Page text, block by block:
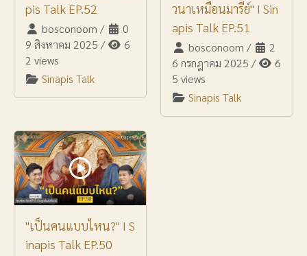
pis Talk EP.52
bosconoom /
0
9 สิงหาคม 2025 /
6
2 views
Sinapis Talk
วนาเหมือนมารีย์" I Sin
apis Talk EP.51
bosconoom /
2
6 กรกฎาคม 2025 /
6
5 views
Sinapis Talk
"เป็นคนแบบไหน?" I S
inapis Talk EP.50